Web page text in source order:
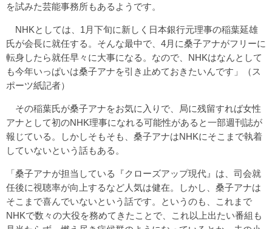
を試みた芸能事務所もあるようです。
NHKとしては、1月下旬に新しく日本銀行元理事の稲葉延雄
氏が会長に就任する。そんな最中で、4月に桑子アナがフリーに
転身したら就任早々に大事になる。なので、NHKはなんとして
も今年いっぱいは桑子アナを引き止めておきたいんです」（ス
ポーツ紙記者）
その稲葉氏が桑子アナをお気に入りで、局に残留すれば女性
アナとして初のNHK理事になれる可能性があると一部週刊誌が
報じている。しかしそもそも、桑子アナはNHKにそこまで執着
していないという話もある。
「桑子アナが担当している『クローズアップ現代』は、司会就
任後に視聴率が向上するなど人気は健在。しかし、桑子アナは
そこまで喜んでいないという話です。というのも、これまで
NHKで数々の大役を務めてきたことで、これ以上出たい番組も